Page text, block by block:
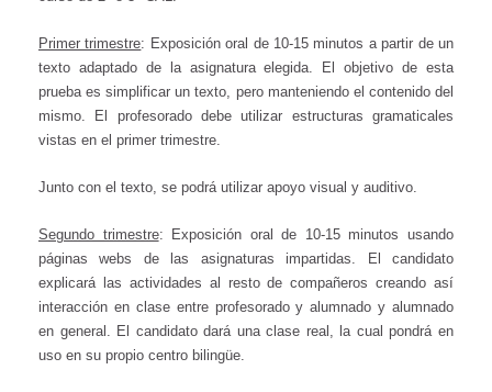
Primer trimestre: Exposición oral de 10-15 minutos a partir de un
texto adaptado de la asignatura elegida. El objetivo de esta
prueba es simplificar un texto, pero manteniendo el contenido del
mismo. El profesorado debe utilizar estructuras gramaticales
vistas en el primer trimestre.
Junto con el texto, se podrá utilizar apoyo visual y auditivo.
Segundo trimestre: Exposición oral de 10-15 minutos usando
páginas webs de las asignaturas impartidas. El candidato
explicará las actividades al resto de compañeros creando así
interacción en clase entre profesorado y alumnado y alumnado
en general. El candidato dará una clase real, la cual pondrá en
uso en su propio centro bilingüe.